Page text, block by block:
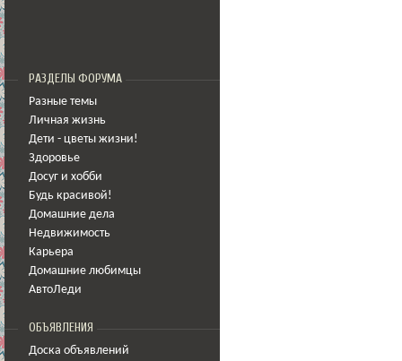
РАЗДЕЛЫ ФОРУМА
Разные темы
Личная жизнь
Дети - цветы жизни!
Здоровье
Досуг и хобби
Будь красивой!
Домашние дела
Недвижимость
Карьера
Домашние любимцы
АвтоЛеди
ОБЪЯВЛЕНИЯ
Доска объявлений